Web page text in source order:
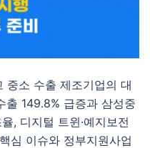
중소 수출 제조기업의 대
출 149.8% 급증과 삼성중
, 디지털 트윈·예지보전
심 이슈와 정부지원사업